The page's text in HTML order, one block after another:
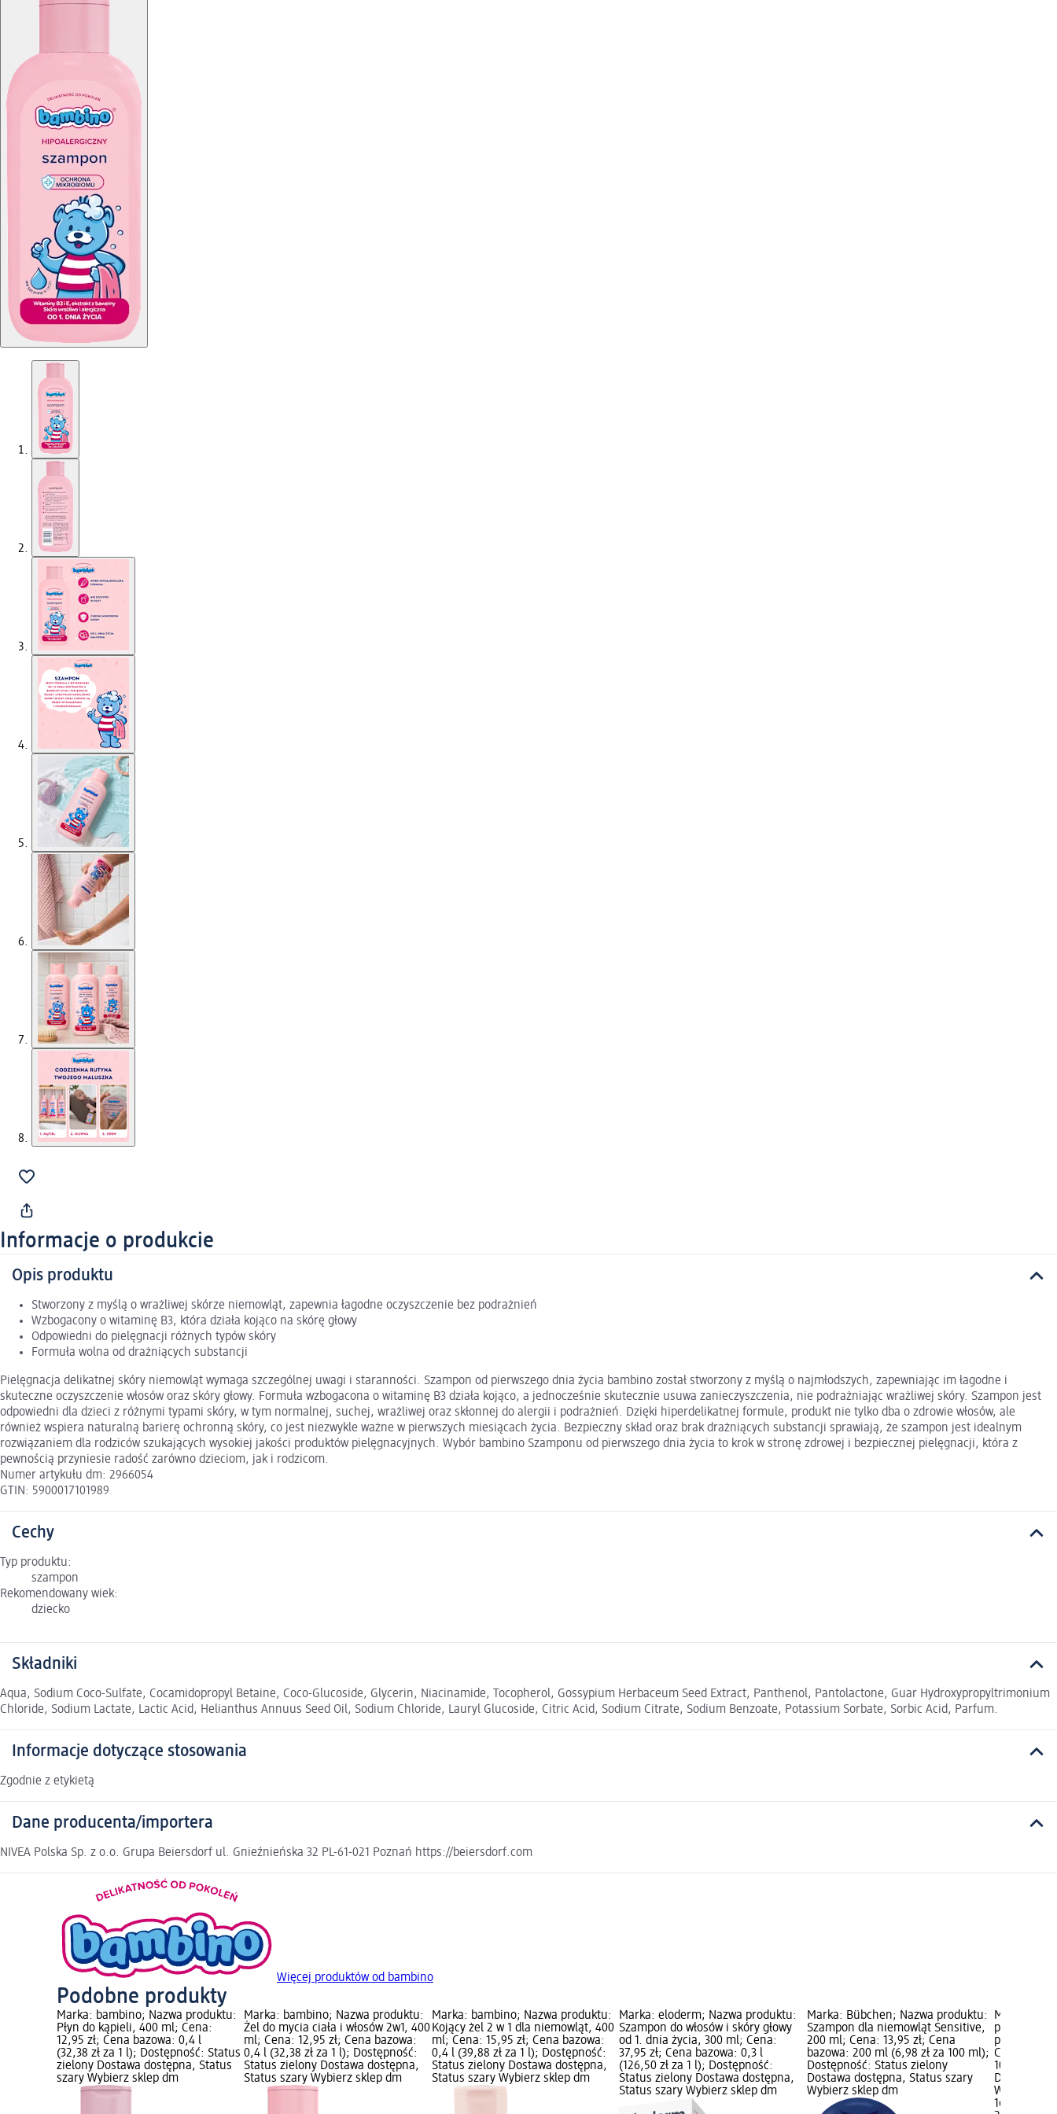
Informacje o produkcie
Opis produktu
Stworzony z myślą o wrażliwej skórze niemowląt, zapewnia łagodne oczyszczenie bez podrażnień
Wzbogacony o witaminę B3, która działa kojąco na skórę głowy
Odpowiedni do pielęgnacji różnych typów skóry
Formuła wolna od drażniących substancji
Pielęgnacja delikatnej skóry niemowląt wymaga szczególnej uwagi i staranności. Szampon od pierwszego dnia życia bambino został stworzony z myślą o najmłodszych, zapewniając im łagodne i
skuteczne oczyszczenie włosów oraz skóry głowy. Formuła wzbogacona o witaminę B3 działa kojąco, a jednocześnie skutecznie usuwa zanieczyszczenia, nie podrażniając wrażliwej skóry. Szampon jest
odpowiedni dla dzieci z różnymi typami skóry, w tym normalnej, suchej, wrażliwej oraz skłonnej do alergii i podrażnień. Dzięki hiperdelikatnej formule, produkt nie tylko dba o zdrowie włosów, ale
również wspiera naturalną barierę ochronną skóry, co jest niezwykle ważne w pierwszych miesiącach życia. Bezpieczny skład oraz brak drażniących substancji sprawiają, że szampon jest idealnym
rozwiązaniem dla rodziców szukających wysokiej jakości produktów pielęgnacyjnych. Wybór bambino Szamponu od pierwszego dnia życia to krok w stronę zdrowej i bezpiecznej pielęgnacji, która z
pewnością przyniesie radość zarówno dzieciom, jak i rodzicom.
Numer artykułu dm: 2966054
GTIN: 5900017101989
Cechy
Typ produktu:
szampon
Rekomendowany wiek:
dziecko
Składniki
Aqua, Sodium Coco-Sulfate, Cocamidopropyl Betaine, Coco-Glucoside, Glycerin, Niacinamide, Tocopherol, Gossypium Herbaceum Seed Extract, Panthenol, Pantolactone, Guar Hydroxypropyltrimonium
Chloride, Sodium Lactate, Lactic Acid, Helianthus Annuus Seed Oil, Sodium Chloride, Lauryl Glucoside, Citric Acid, Sodium Citrate, Sodium Benzoate, Potassium Sorbate, Sorbic Acid, Parfum.
Informacje dotyczące stosowania
Zgodnie z etykietą
Dane producenta/importera
NIVEA Polska Sp. z o.o. Grupa Beiersdorf ul. Gnieźnieńska 32 PL-61-021 Poznań https://beiersdorf.com
Więcej produktów od bambino
Podobne produkty
Marka: bambino; Nazwa produktu:
Płyn do kąpieli, 400 ml; Cena:
12,95 zł; Cena bazowa: 0,4 l
(32,38 zł za 1 l); Dostępność: Status
zielony Dostawa dostępna, Status
szary Wybierz sklep dm
Marka: bambino; Nazwa produktu:
Żel do mycia ciała i włosów 2w1, 400
ml; Cena: 12,95 zł; Cena bazowa:
0,4 l (32,38 zł za 1 l); Dostępność:
Status zielony Dostawa dostępna,
Status szary Wybierz sklep dm
Marka: bambino; Nazwa produktu:
Kojący żel 2 w 1 dla niemowląt, 400
ml; Cena: 15,95 zł; Cena bazowa:
0,4 l (39,88 zł za 1 l); Dostępność:
Status zielony Dostawa dostępna,
Status szary Wybierz sklep dm
Marka: eloderm; Nazwa produktu:
Szampon do włosów i skóry głowy
od 1. dnia życia, 300 ml; Cena:
37,95 zł; Cena bazowa: 0,3 l
(126,50 zł za 1 l); Dostępność:
Status zielony Dostawa dostępna,
Status szary Wybierz sklep dm
Marka: Bübchen; Nazwa produktu:
Szampon dla niemowląt Sensitive,
200 ml; Cena: 13,95 zł; Cena
bazowa: 200 ml (6,98 zł za 100 ml);
Dostępność: Status zielony
Dostawa dostępna, Status szary
Wybierz sklep dm
Marka:
produktu:
Cena
100 ml);
Dostawa
Wybierz
16,95 zł